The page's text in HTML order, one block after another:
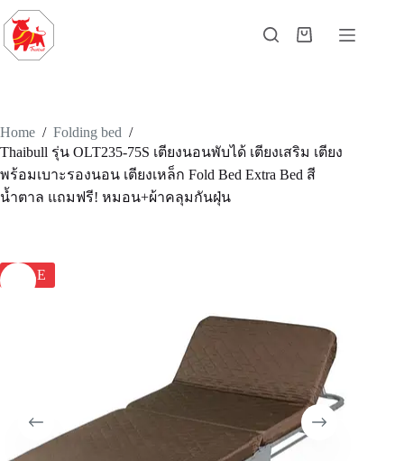
Home / Folding bed /
Thaibull รุ่น OLT235-75S เตียงนอนพับได้ เตียงเสริม เตียง
พร้อมเบาะรองนอน เตียงเหล็ก Fold Bed Extra Bed สี
น้ำตาล แถมฟรี! หมอน+ผ้าคลุมกันฝุ่น
SALE